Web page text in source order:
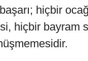
hiçbir
hiçbir bayram